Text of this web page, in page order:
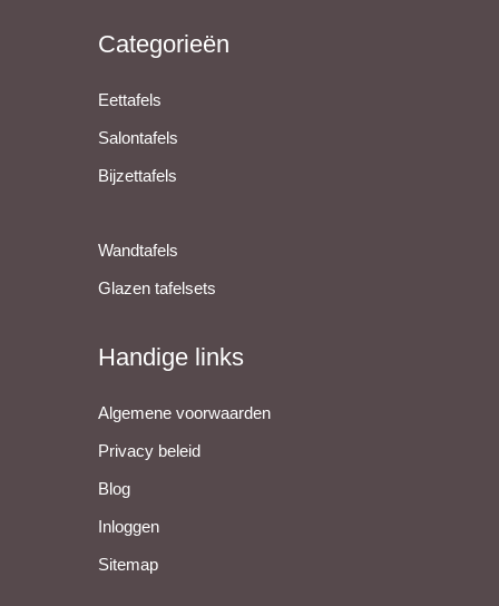
Categorieën
Eettafels
Salontafels
Bijzettafels
Wandtafels
Glazen tafelsets
Handige links
Algemene voorwaarden
Privacy beleid
Blog
Inloggen
Sitemap